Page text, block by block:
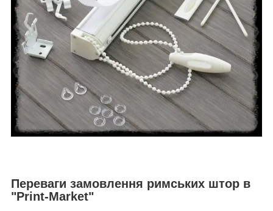
Переваги замовлення римських штор в
"Print-Market"